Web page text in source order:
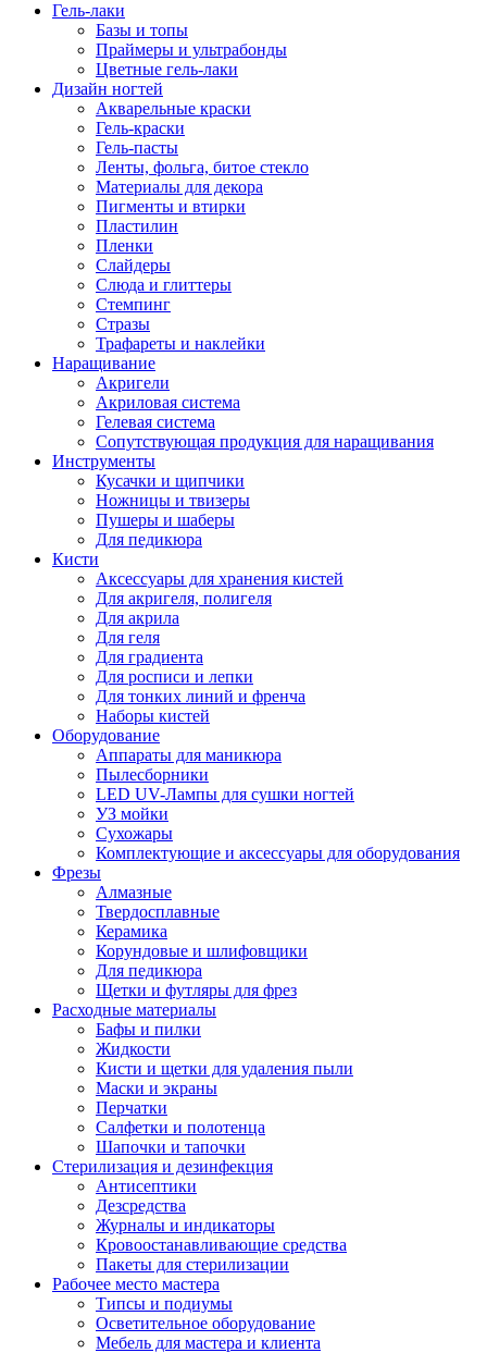
Гель-лаки
Базы и топы
Праймеры и ультрабонды
Цветные гель-лаки
Дизайн ногтей
Акварельные краски
Гель-краски
Гель-пасты
Ленты, фольга, битое стекло
Материалы для декора
Пигменты и втирки
Пластилин
Пленки
Слайдеры
Слюда и глиттеры
Стемпинг
Стразы
Трафареты и наклейки
Наращивание
Акригели
Акриловая система
Гелевая система
Сопутствующая продукция для наращивания
Инструменты
Кусачки и щипчики
Ножницы и твизеры
Пушеры и шаберы
Для педикюра
Кисти
Аксессуары для хранения кистей
Для акригеля, полигеля
Для акрила
Для геля
Для градиента
Для росписи и лепки
Для тонких линий и френча
Наборы кистей
Оборудование
Аппараты для маникюра
Пылесборники
LED UV-Лампы для сушки ногтей
УЗ мойки
Сухожары
Комплектующие и аксессуары для оборудования
Фрезы
Алмазные
Твердосплавные
Керамика
Корундовые и шлифовщики
Для педикюра
Щетки и футляры для фрез
Расходные материалы
Бафы и пилки
Жидкости
Кисти и щетки для удаления пыли
Маски и экраны
Перчатки
Салфетки и полотенца
Шапочки и тапочки
Стерилизация и дезинфекция
Антисептики
Дезсредства
Журналы и индикаторы
Кровоостанавливающие средства
Пакеты для стерилизации
Рабочее место мастера
Типсы и подиумы
Осветительное оборудование
Мебель для мастера и клиента